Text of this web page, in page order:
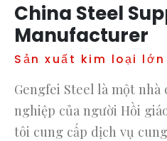
China Steel
Manufacturer
Sản xuất kim loại
Gengfei Steel là một
nghiệp của người Hồi
tôi cung cấp dịch vụ